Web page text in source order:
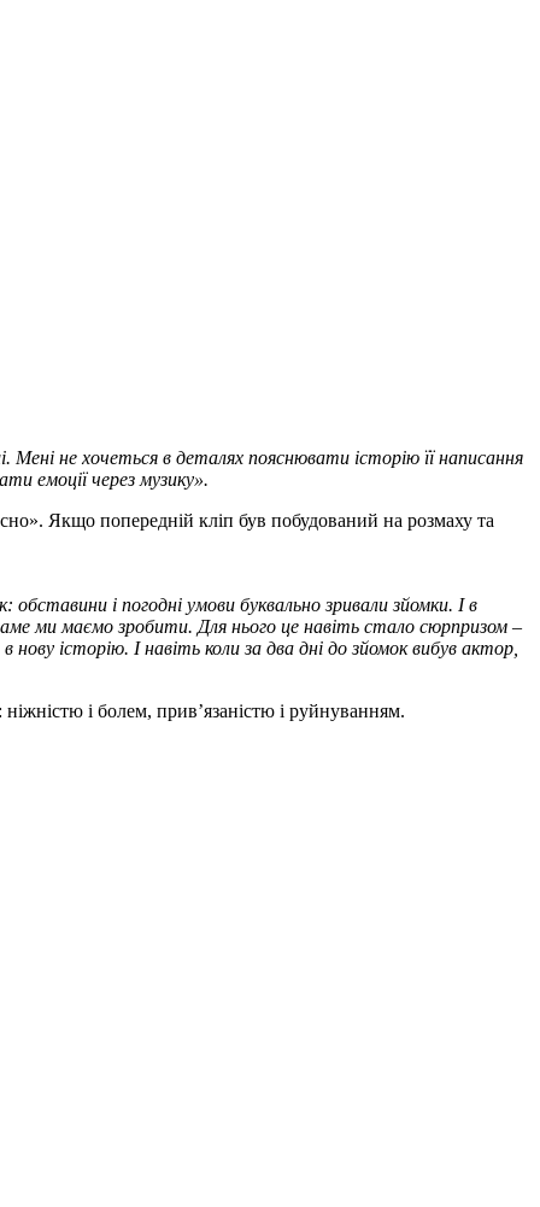
не хочеться в деталях пояснювати історію її написання
емоції через музику».
Якщо попередній кліп був побудований на розмаху та
і погодні умови буквально зривали зйомки. І в
ми маємо зробити. Для нього це навіть стало сюрпризом –
нову історію. І навіть коли за два дні до зйомок вибув актор,
і болем, прив’язаністю і руйнуванням.